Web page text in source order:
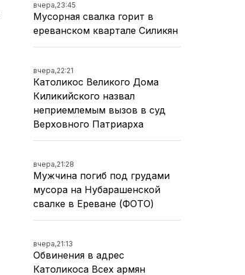
вчера,23:45
Мусорная свалка горит в
ереванском квартале Силикян
вчера,22:21
Католикос Великого Дома
Киликийского назвал
неприемлемым вызов в суд
Верховного Патриарха
вчера,21:28
Мужчина погиб под грудами
мусора на Нубарашенской
свалке в Ереване (ФОТО)
вчера,21:13
Обвинения в адрес
Католикоса Всех армян